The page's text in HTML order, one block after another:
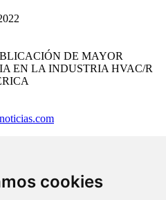
cookies
DE MAYOR
EN LA INDUSTRIA HVAC/R